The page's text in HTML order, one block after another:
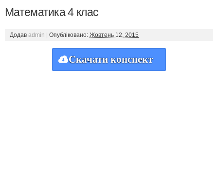
Математика 4 клас
Додав admin Опубліковано: Жовтень 12, 2015
Скачати конспект